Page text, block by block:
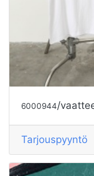
6000944/
Tarjouspyyntö